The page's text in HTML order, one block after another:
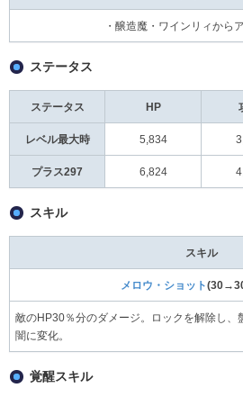
・醸造魔・ワインリィから
ステータス
ステータス HP
レベル最大時 5,834
プラス297 6,824
スキル
スキル
メロウ・ショット
敵のHP30％分のダメージ。ロックを解除し、
闇に変化。
覚醒スキル